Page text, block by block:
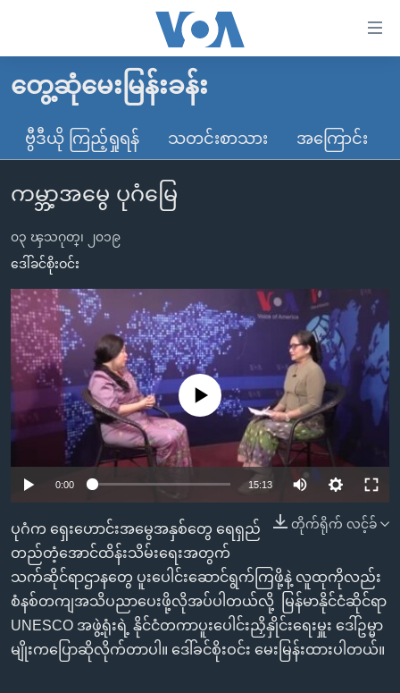
လွယ်ကူ
သည့်
များ
ပင်မ
အကြောင်းအရာ
ကျော်
ကြည့်
ရန်
ပင်မ
ညွန်း
ကျော်
ကြည့်
ရန်
ရှာဖွေ
ရန်
နေရာ
သို့
မူလစာမျက်နှာ
မြန်မာ
ကမ္ဘာ့သတင်းများ
နိုင်ငံတကာ
တရုတ်
အစ္စရေး-ပါလက်စတိုင်း
ဗွီဒီယို
ရပ်ဝန်းတခု လမ်းတခု အလွန်
အင်္ဂလိပ်စာလေ့လာမယ်
အမေရိကန်သုံးအီဒီယံ
မကြေးမုံရဲ့ အင်္ဂလိပ်စာ
ရုပ်ရှင်ထဲက အင်္ဂလိပ်စာ
သုတပဒေသာ အင်္ဂလိပ်စာ
အပတ်စဉ်ကဏ္ဍများ
ရေဒီယို
တီဗွီ
ရေဒီယိုနှင့်ရုပ်သံ အချက်အလက်များ
ရေဒီယို/တီဗွီအစီအစဉ်
Learning English
ဗွီအိုအေ လူမှုကွန်ယက်များ
ဘာသာစကားများ
တွေ့ဆုံမေးမြန်းခန်း
ဗွီဒီယို ကြည့်ရှုရန် သတင်းစာသား အကြောင်း
ကမ္ဘာ့အမွေ ပုဂံမြေ
၀၃ ၾသဂုတ္၊ ၂၀၁၉
ဒေါ်ခင်စိုးဝင်း
No media source currently available
0:00 15:13
တိုက်ရိုက် လင့်ခ်
ပုဂံက ရှေးဟောင်းအမွေအနှစ်တွေ ရေရှည်
တည်တံ့အောင်ထိန်းသိမ်းရေးအတွက်
သက်ဆိုင်ရာဌာနတွေ ပူးပေါင်းဆောင်ရွက်ကြဖို့နဲ့ လူထုကိုလည်း
စံနစ်တကျအသိပညာပေးဖို့လိုအပ်ပါတယ်လို့ မြန်မာနိုင်ငံဆိုင်ရာ
UNESCO အဖွဲ့ရုံးရဲ့ နိုင်ငံတကာပူးပေါင်းညှိနှိုင်းရေးမှူး ဒေါ်ဥမ္မာ
မျိုးကပြောဆိုလိုက်တာပါ။ ဒေါ်ခင်စိုးဝင်း မေးမြန်းထားပါတယ်။